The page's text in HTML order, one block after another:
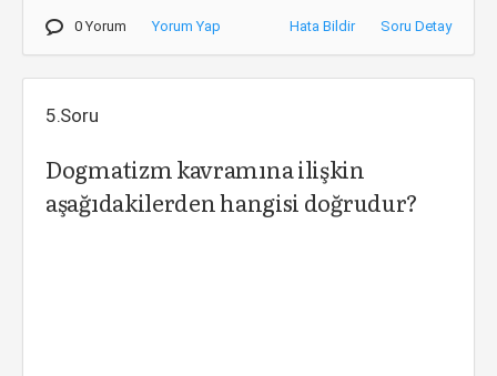
0 Yorum Yorum Yap Hata Bildir Soru Detay
5.Soru
Dogmatizm kavramına ilişkin
aşağıdakilerden hangisi doğrudur?